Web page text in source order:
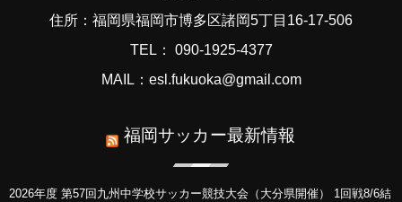
住所：福岡県福岡市博多区諸岡5丁目16-17-506
TEL： 090-1925-4377
MAIL：esl.fukuoka@gmail.com
福岡サッカー最新情報
2026年度 第57回九州中学校サッカー競技大会（大分県開催） 1回戦8/6結